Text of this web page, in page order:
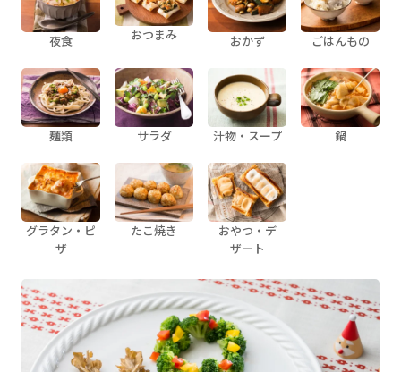
夜食 おつまみ おかず ごはんもの
麺類 サラダ 汁物・スープ 鍋
グラタン・ピ
ザ
たこ焼き
おやつ・デ
ザート